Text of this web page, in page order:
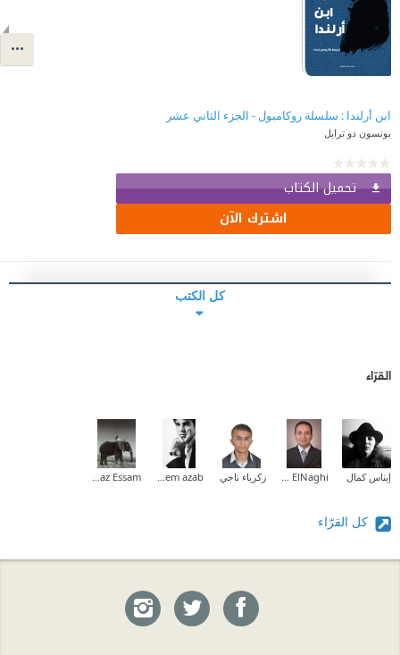
ابن أرلندا : سلسلة روكامبول - الجزء الثاني عشر
بونسون دو ترايل
تحميل الكتاب
اشترك الآن
كل الكتب
القرّاء
إيناس كمال Muhammad ElNaghi زكرياء ناجي hazem azab
Olaaz Essam
كل القرّاء